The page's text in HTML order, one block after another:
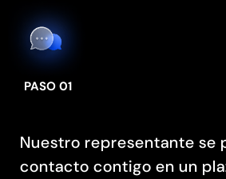
PASO 01
Nuestro representante se
contacto contigo en un